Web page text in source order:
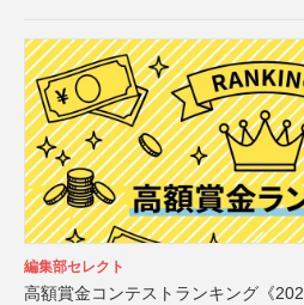
編集部セレクト
高額賞金コンテストランキング《